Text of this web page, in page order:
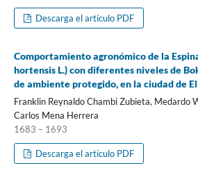
Descarga el artículo PDF
Comportamiento agronómico de la
hortensis L.) con diferentes niveles de
de ambiente protegido, en la ciudad de
Franklin Reynaldo Chambi Zubieta, Medardo
Carlos Mena Herrera
1683 – 1693
Descarga el artículo PDF